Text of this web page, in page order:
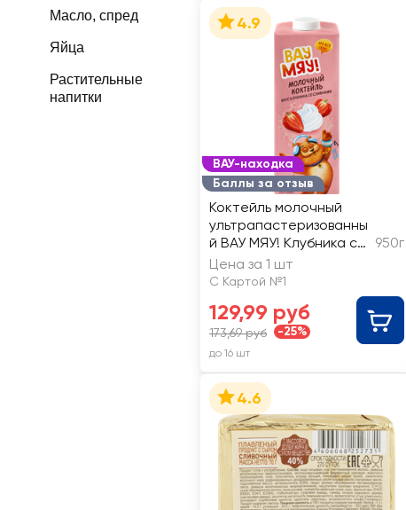
Масло, спред
Яйца
Растительные
напитки
ВАУ-находка
Баллы за отзыв
4.9
Коктейль молочный
ультрапастеризованны
й ВАУ МЯУ! Клубника со
сливками 3,2%, без змж
950г
Цена за 1 шт
С Картой №1
129,99 руб
173,69 руб -25%
до 16 шт
4.6